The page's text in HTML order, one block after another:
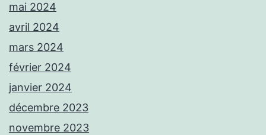
mai 2024
avril 2024
mars 2024
février 2024
janvier 2024
décembre 2023
novembre 2023